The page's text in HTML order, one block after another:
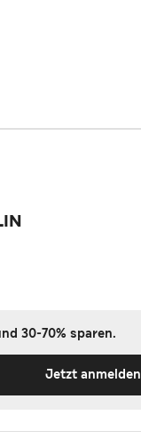
30-70% sparen.
Jetzt anmelden